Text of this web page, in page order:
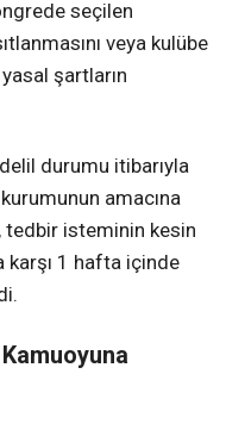
seçilen
veya kulübe
şartların
durumu itibarıyla
amacına
tedbir isteminin kesin
karşı 1 hafta içinde